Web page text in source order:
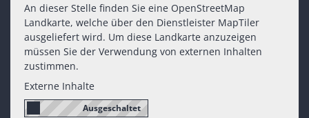
An dieser Stelle finden Sie eine OpenStreetMap
Landkarte, welche über den Dienstleister MapTiler
ausgeliefert wird. Um diese Landkarte anzuzeigen
müssen Sie der Verwendung von externen Inhalten
zustimmen.
Externe Inhalte